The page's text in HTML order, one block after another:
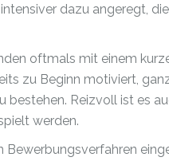
dazu angeregt,
oftmals mit einem
zu Beginn motiviert,
Reizvoll ist es
werden.
Bewerbungsverfahren